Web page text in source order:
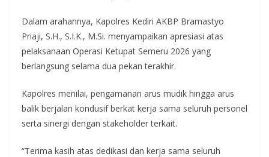
Dalam arahannya, Kapolres Kediri AKBP Bramastyo
Priaji, S.H., S.I.K., M.Si. menyampaikan apresiasi atas
pelaksanaan Operasi Ketupat Semeru 2026 yang
berlangsung selama dua pekan terakhir.
Kapolres menilai, pengamanan arus mudik hingga arus
balik berjalan kondusif berkat kerja sama seluruh personel
serta sinergi dengan stakeholder terkait.
“Terima kasih atas dedikasi dan kerja sama seluruh